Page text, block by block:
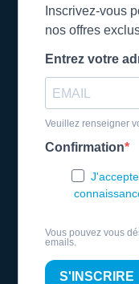
Inscrivez-vous
nos offres
Entrez votre
Veuillez renseigner
Confirmation
Vous pouvez vous
emails.
S'INSCRIRE